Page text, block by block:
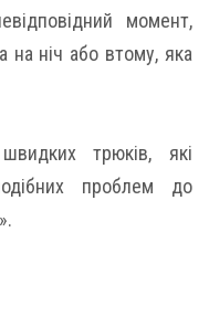
момент,
на ніч або втому, яка
трюків, які
проблем до